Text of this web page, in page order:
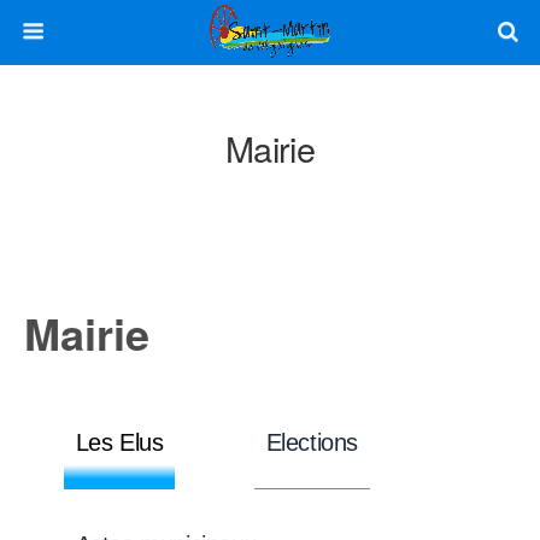
Mairie
Mairie
Les Elus Elections